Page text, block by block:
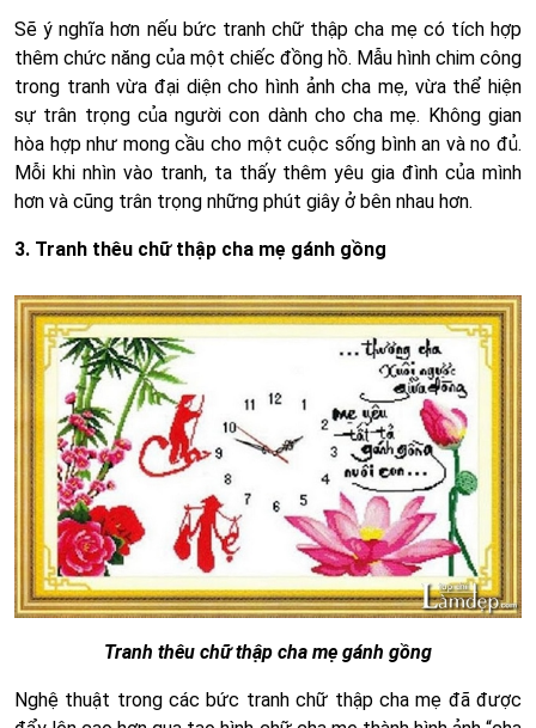
Sẽ ý nghĩa hơn nếu bức tranh chữ thập cha mẹ có tích hợp
thêm chức năng của một chiếc đồng hồ. Mẫu hình chim công
trong tranh vừa đại diện cho hình ảnh cha mẹ, vừa thể hiện
sự trân trọng của người con dành cho cha mẹ. Không gian
hòa hợp như mong cầu cho một cuộc sống bình an và no đủ.
Mỗi khi nhìn vào tranh, ta thấy thêm yêu gia đình của mình
hơn và cũng trân trọng những phút giây ở bên nhau hơn.
3. Tranh thêu chữ thập cha mẹ gánh gồng
Tranh thêu chữ thập cha mẹ gánh gồng
Nghệ thuật trong các bức tranh chữ thập cha mẹ đã được